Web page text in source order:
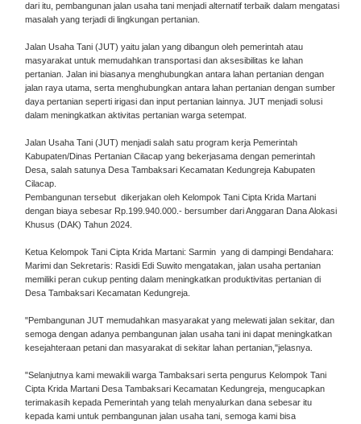
dari itu, pembangunan jalan usaha tani menjadi alternatif terbaik dalam mengatasi
masalah yang terjadi di lingkungan pertanian.
Jalan Usaha Tani (JUT) yaitu jalan yang dibangun oleh pemerintah atau
masyarakat untuk memudahkan transportasi dan aksesibilitas ke lahan
pertanian. Jalan ini biasanya menghubungkan antara lahan pertanian dengan
jalan raya utama, serta menghubungkan antara lahan pertanian dengan sumber
daya pertanian seperti irigasi dan input pertanian lainnya. JUT menjadi solusi
dalam meningkatkan aktivitas pertanian warga setempat.
Jalan Usaha Tani (JUT) menjadi salah satu program kerja Pemerintah
Kabupaten/Dinas Pertanian Cilacap yang bekerjasama dengan pemerintah
Desa, salah satunya Desa Tambaksari Kecamatan Kedungreja Kabupaten
Cilacap.
Pembangunan tersebut dikerjakan oleh Kelompok Tani Cipta Krida Martani
dengan biaya sebesar Rp.199.940.000.- bersumber dari Anggaran Dana Alokasi
Khusus (DAK) Tahun 2024.
Ketua Kelompok Tani Cipta Krida Martani: Sarmin yang di dampingi Bendahara:
Marimi dan Sekretaris: Rasidi Edi Suwito mengatakan, jalan usaha pertanian
memiliki peran cukup penting dalam meningkatkan produktivitas pertanian di
Desa Tambaksari Kecamatan Kedungreja.
"Pembangunan JUT memudahkan masyarakat yang melewati jalan sekitar, dan
semoga dengan adanya pembangunan jalan usaha tani ini dapat meningkatkan
kesejahteraan petani dan masyarakat di sekitar lahan pertanian,"jelasnya.
"Selanjutnya kami mewakili warga Tambaksari serta pengurus Kelompok Tani
Cipta Krida Martani Desa Tambaksari Kecamatan Kedungreja, mengucapkan
terimakasih kepada Pemerintah yang telah menyalurkan dana sebesar itu
kepada kami untuk pembangunan jalan usaha tani, semoga kami bisa